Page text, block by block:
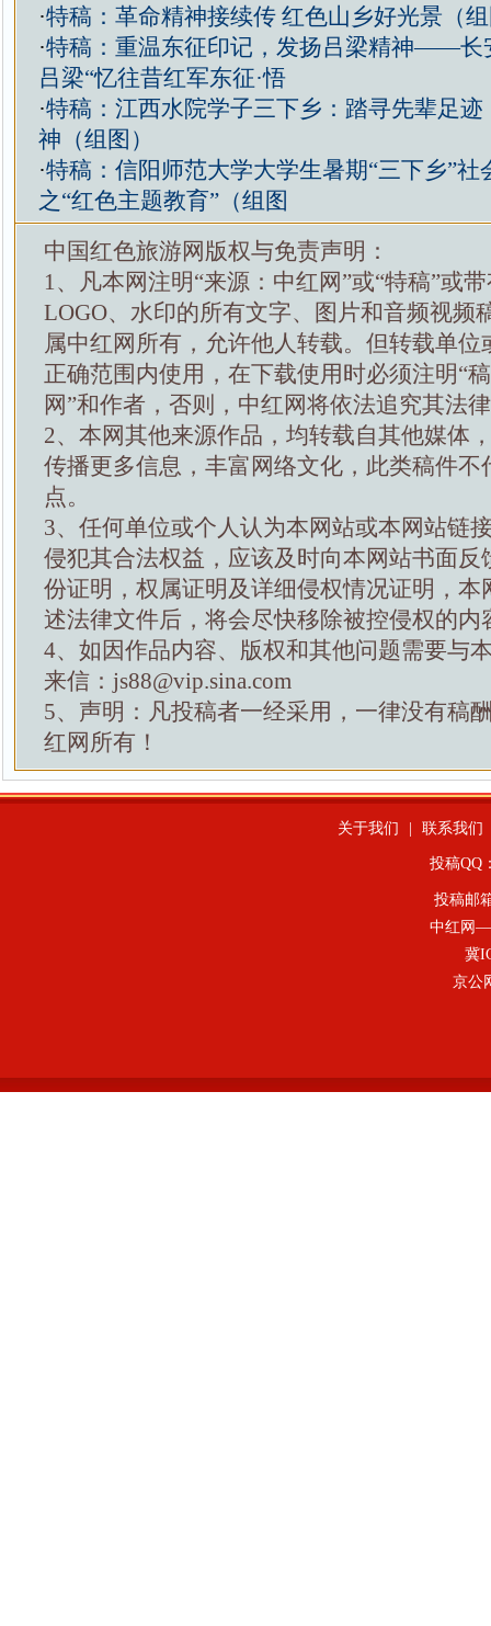
·特稿：革命精神接续传 红色山乡好光景（
·特稿：重温东征印记，发扬吕梁精神——长
吕梁“忆往昔红军东征·悟
·特稿：江西水院学子三下乡：踏寻先辈足迹
神（组图）
·特稿：信阳师范大学大学生暑期“三下乡”社
之“红色主题教育”（组图
中国红色旅游网版权与免责声明：
1、凡本网注明“来源：中红网”或“特稿”或
LOGO、水印的所有文字、图片和音频视频
属中红网所有，允许他人转载。但转载单位
正确范围内使用，在下载使用时必须注明“
网”和作者，否则，中红网将依法追究其法
2、本网其他来源作品，均转载自其他媒体
传播更多信息，丰富网络文化，此类稿件不
点。
3、任何单位或个人认为本网站或本网站链
侵犯其合法权益，应该及时向本网站书面反
份证明，权属证明及详细侵权情况证明，本
述法律文件后，将会尽快移除被控侵权的内
4、如因作品内容、版权和其他问题需要与
来信：js88@vip.sina.com
5、声明：凡投稿者一经采用，一律没有稿
红网所有！
关于我们 联系我们
投稿QQ
投稿邮
中红网—
冀
京公